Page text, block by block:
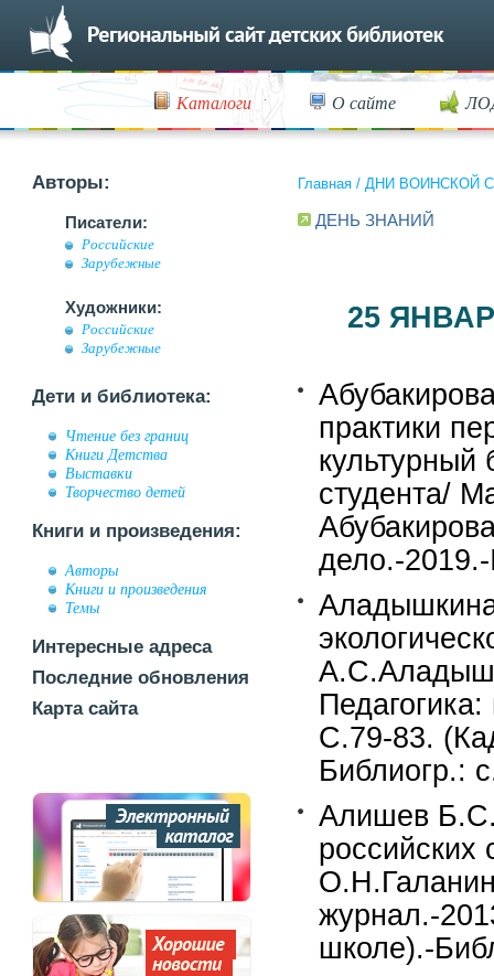
Каталоги О сайте
Авторы:
Писатели:
Российские
Зарубежные
Художники:
Российские
Зарубежные
Дети и библиотека:
Чтение без границ
Книги Детства
Выставки
Творчество детей
Книги и произведения:
Авторы
Книги и произведения
Темы
Интересные адреса
Последние обновления
Карта сайта
Главная / ДНИ ВОИНСКОЙ
ДЕНЬ ЗНАНИЙ
25
практики
культурный
студента/
дело.-
С.79-83.
Библиогр.:
Алишев Б.С.
журнал.-
школе).-